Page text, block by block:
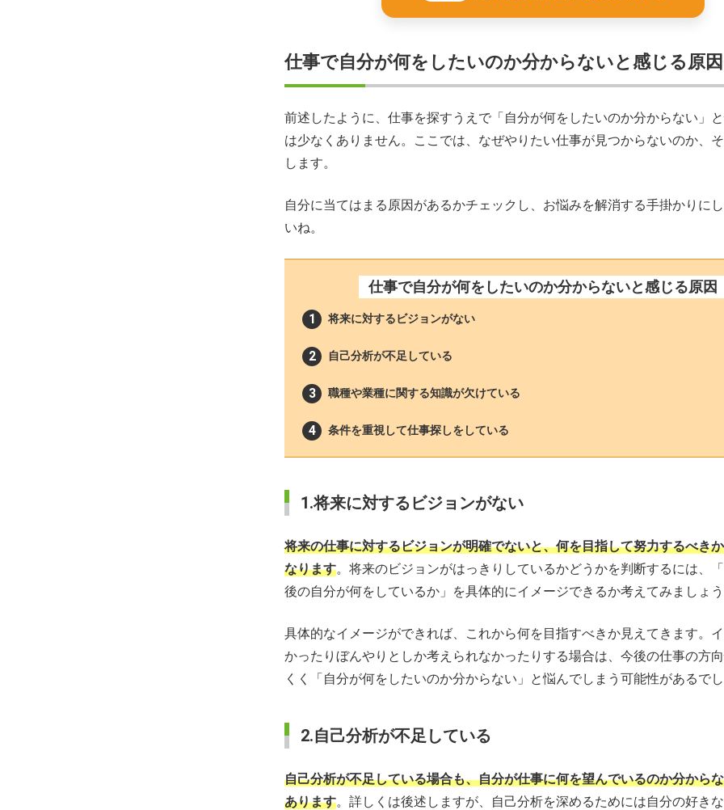
仕事で自分が何をしたいのか分からないと感じる原因
前述したように、仕事を探すうえで「自分が何をしたいのか分からない」
は少なくありません。ここでは、なぜやりたい仕事が見つからないのか、
します。
自分に当てはまる原因があるかチェックし、お悩みを解消する手掛かりに
いね。
仕事で自分が何をしたいのか分からないと感じる原因
将来に対するビジョンがない
自己分析が不足している
職種や業種に関する知識が欠けている
条件を重視して仕事探しをしている
1.将来に対するビジョンがない
将来の仕事に対するビジョンが明確でないと、何を目指して努力するべき
なります。将来のビジョンがはっきりしているかどうかを判断するには、
後の自分が何をしているか」を具体的にイメージできるか考えてみましょ
具体的なイメージができれば、これから何を目指すべきか見えてきます。
かったりぼんやりとしか考えられなかったりする場合は、今後の仕事の方
くく「自分が何をしたいのか分からない」と悩んでしまう可能性があるで
2.自己分析が不足している
自己分析が不足している場合も、自分が仕事に何を望んでいるのか分から
あります。詳しくは後述しますが、自己分析を深めるためには自分の好き